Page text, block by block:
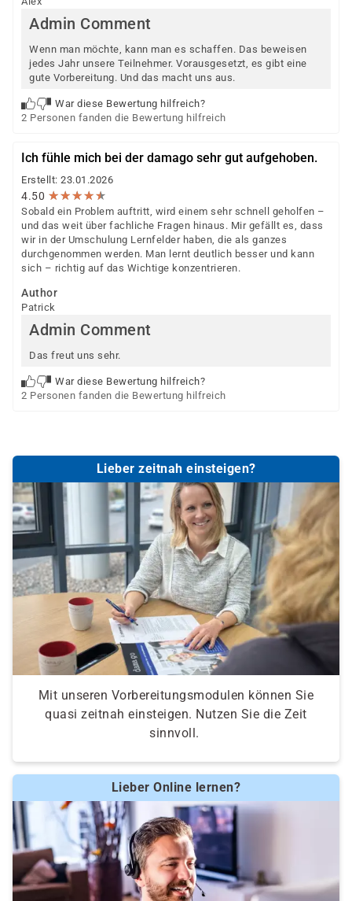
Admin Comment
Wenn man möchte, kann man es schaffen. Das beweisen
jedes Jahr unsere Teilnehmer. Vorausgesetzt, es gibt eine
gute Vorbereitung. Und das macht uns aus.
War diese Bewertung hilfreich?
2 Personen fanden die Bewertung hilfreich
Ich fühle mich bei der damago sehr gut aufgehoben.
Erstellt: 23.01.2026
4.50 ★★★★★
★★★★★
Sobald ein Problem auftritt, wird einem sehr schnell geholfen –
und das weit über fachliche Fragen hinaus. Mir gefällt es, dass
wir in der Umschulung Lernfelder haben, die als ganzes
durchgenommen werden. Man lernt deutlich besser und kann
sich – richtig auf das Wichtige konzentrieren.
Author
Patrick
Admin Comment
Das freut uns sehr.
War diese Bewertung hilfreich?
2 Personen fanden die Bewertung hilfreich
Lieber zeitnah einsteigen?
Mit unseren Vorbereitungsmodulen können Sie
quasi zeitnah einsteigen. Nutzen Sie die Zeit
sinnvoll.
Lieber Online lernen?